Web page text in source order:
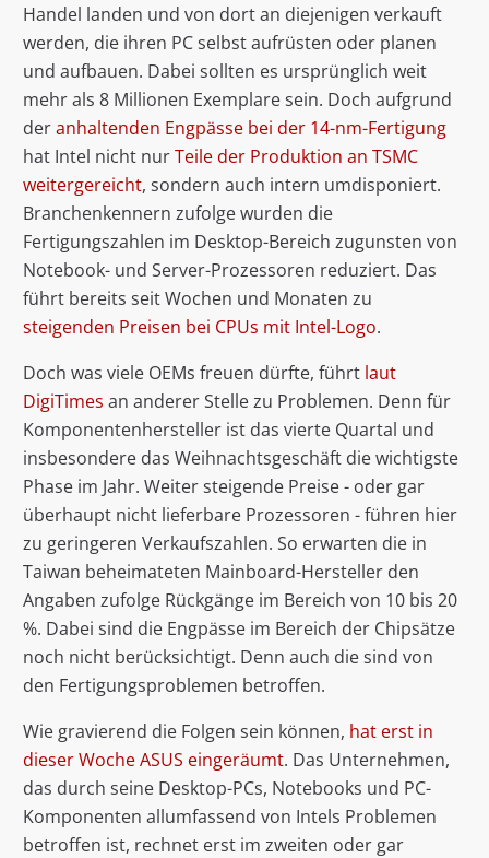
Handel landen und von dort an diejenigen verkauft
werden, die ihren PC selbst aufrüsten oder planen
und aufbauen. Dabei sollten es ursprünglich weit
mehr als 8 Millionen Exemplare sein. Doch aufgrund
deranhaltenden Engpässe bei der 14-nm-Fertigung
hat Intel nicht nurTeile der Produktion an TSMC
weitergereicht, sondern auch intern umdisponiert.
Branchenkennern zufolge wurden die
Fertigungszahlen im Desktop-Bereich zugunsten von
Notebook- und Server-Prozessoren reduziert. Das
führt bereits seit Wochen und Monaten zu
steigenden Preisen bei CPUs mit Intel-Logo.
Doch was viele OEMs freuen dürfte, führt laut
DigiTimes an anderer Stelle zu Problemen. Denn für
Komponentenhersteller ist das vierte Quartal und
insbesondere das Weihnachtsgeschäft die wichtigste
Phase im Jahr. Weiter steigende Preise - oder gar
überhaupt nicht lieferbare Prozessoren - führen hier
zu geringeren Verkaufszahlen. So erwarten die in
Taiwan beheimateten Mainboard-Hersteller den
Angaben zufolge Rückgänge im Bereich von 10 bis 20
%. Dabei sind die Engpässe im Bereich der Chipsätze
noch nicht berücksichtigt. Denn auch die sind von
den Fertigungsproblemen betroffen.
Wie gravierend die Folgen sein können, hat erst in
dieser Woche ASUS eingeräumt. Das Unternehmen,
das durch seine Desktop-PCs, Notebooks und PC-
Komponenten allumfassend von Intels Problemen
betroffen ist, rechnet erst im zweiten oder gar